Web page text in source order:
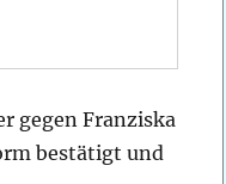
gegen Franziska
bestätigt und